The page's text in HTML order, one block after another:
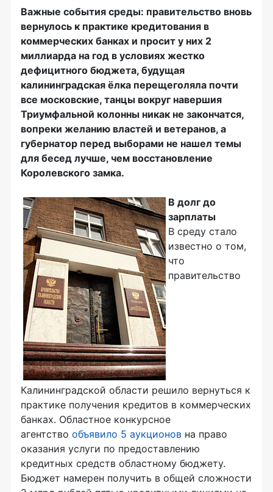
Важные события среды: правительство вновь
вернулось к практике кредитования в
коммерческих банках и просит у них 2
миллиарда на год в условиях жестко
дефицитного бюджета, будущая
калининградская ёлка перещеголяла почти
все московские, танцы вокруг навершия
Триумфальной колонны никак не закончатся,
вопреки желанию властей и ветеранов, а
губернатор перед выборами не нашел темы
для бесед лучше, чем восстановление
Королевского замка.
В долг до
зарплаты
В среду стало
известно о том,
что
правительство
Калининградской области решило вернуться к
практике получения кредитов в коммерческих
банках. Областное конкурсное
агентство объявило 5 аукционов на право
оказания услуги по предоставлению
кредитных средств областному бюджету.
Бюджет намерен получить в общей сложности